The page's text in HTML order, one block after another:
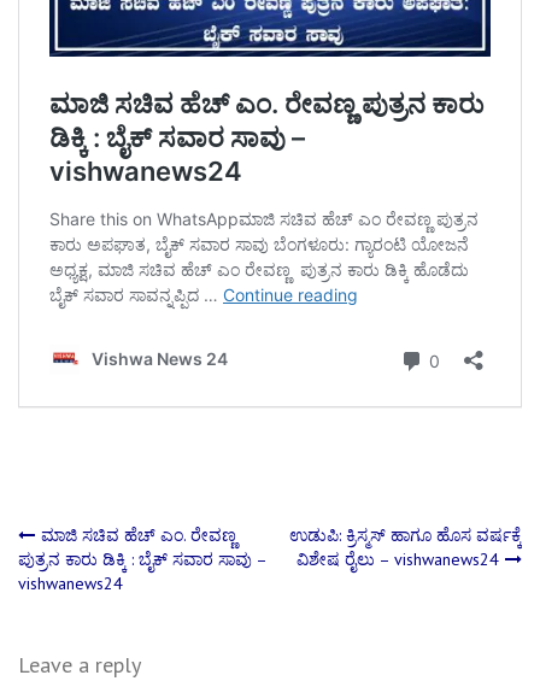
Post
navigation
ಮಾಜಿ ಸಚಿವ ಹೆಚ್ ಎಂ. ರೇವಣ್ಣ
ಪುತ್ರನ ಕಾರು ಡಿಕ್ಕಿ : ಬೈಕ್ ಸವಾರ ಸಾವು –
vishwanews24
ಉಡುಪಿ: ಕ್ರಿಸ್ಮಸ್‌ ಹಾಗೂ ಹೊಸ ವರ್ಷಕ್ಕೆ
ವಿಶೇಷ ರೈಲು – vishwanews24
Leave a reply